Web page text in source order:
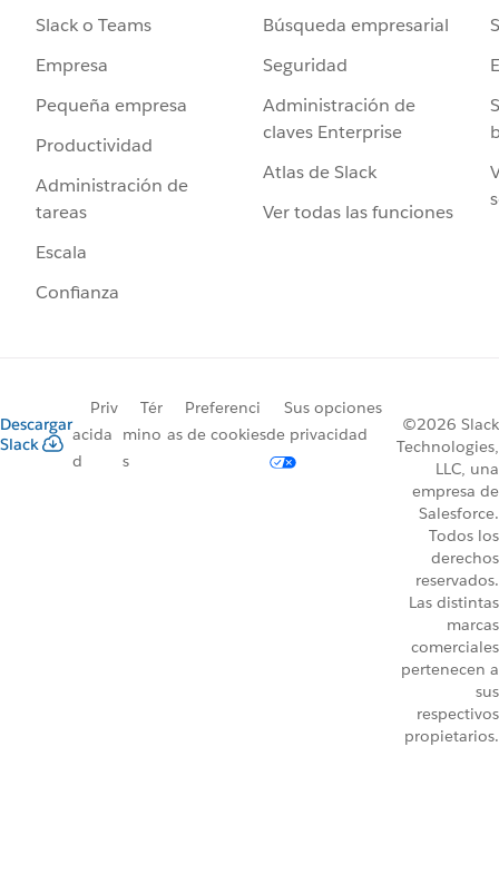
Slack o Teams
Empresa
Pequeña empresa
Productividad
Administración de
tareas
Escala
Confianza
Búsqueda empresarial
Seguridad
Administración de
claves Enterprise
Atlas de Slack
Ver todas las funciones
Descargar
Slack
Priv
acida
d
Tér
mino
s
Preferenci
as de cookies
Sus opciones
de privacidad
©2026 Slack
Technologies,
LLC, una
empresa de
Salesforce.
Todos los
derechos
reservados.
Las distintas
marcas
comerciales
pertenecen a
sus
respectivos
propietarios.